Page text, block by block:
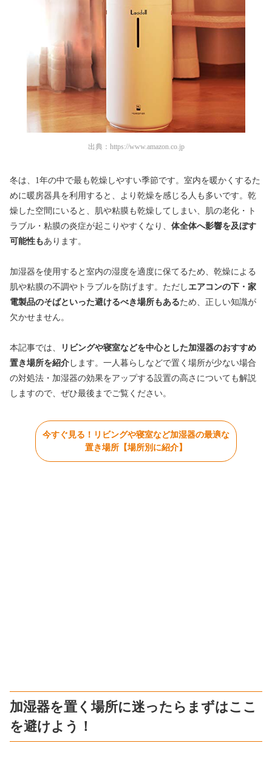
出典： https://www.amazon.co.jp
冬は、1年の中で最も乾燥しやすい季節です。室内を暖かくするた
めに暖房器具を利用すると、より乾燥を感じる人も多いです。乾
燥した空間にいると、肌や粘膜も乾燥してしまい、肌の老化・ト
ラブル・粘膜の炎症が起こりやすくなり、 体全体へ影響を及ぼす
可能性もあります。
加湿器を使用すると室内の湿度を適度に保てるため、乾燥による
肌や粘膜の不調やトラブルを防げます。ただし エアコンの下・家
電製品のそばといった避けるべき場所もあるため、正しい知識が
欠かせません。
本記事では、
リビングや寝室などを中心とした加湿器のおすすめ
置き場所を紹介 します。一人暮らしなどで置く場所が少ない場合
の対処法・加湿器の効果をアップする設置の高さについても解説
しますので、ぜひ最後までご覧ください。
今すぐ見る！リビングや寝室など加湿器の最適な
置き場所【場所別に紹介】
加湿器を置く場所に迷ったらまずはここ
を避けよう！